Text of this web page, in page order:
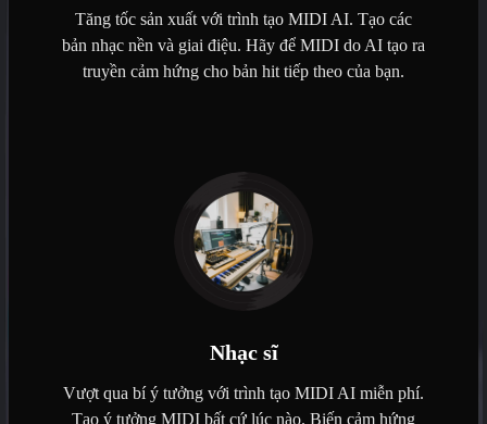
Tăng tốc sản xuất với trình tạo MIDI AI. Tạo các
bản nhạc nền và giai điệu. Hãy để MIDI do AI tạo ra
truyền cảm hứng cho bản hit tiếp theo của bạn.
Nhạc sĩ
Vượt qua bí ý tưởng với trình tạo MIDI AI miễn phí.
Tạo ý tưởng MIDI bất cứ lúc nào. Biến cảm hứng